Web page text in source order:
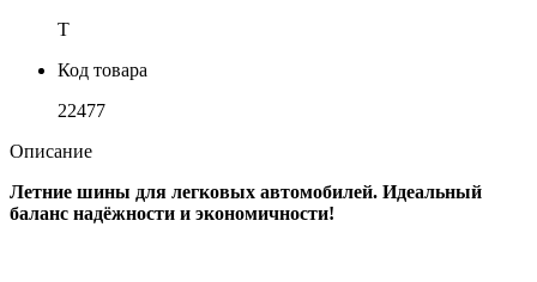
T
Код товара
22477
Описание
Летние шины для легковых автомобилей. Идеальный
баланс надёжности и экономичности!